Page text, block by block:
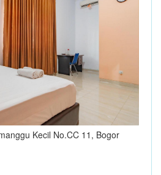
Kecil No.CC 11, Bogor